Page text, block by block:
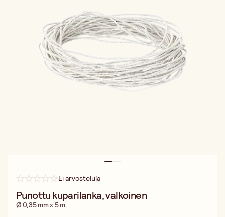
Ei arvosteluja
Punottu kuparilanka, valkoinen
Ø 0,35 mm x 5 m.